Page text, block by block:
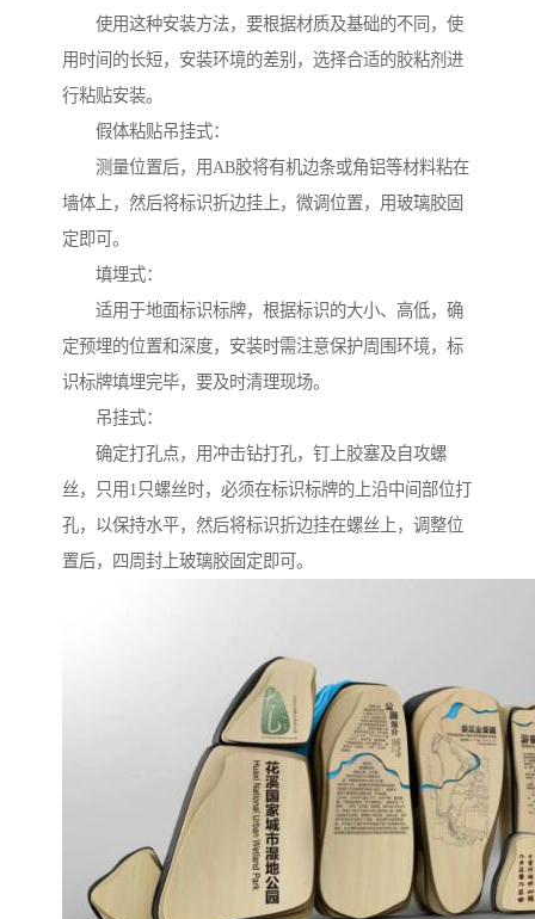
使用这种安装方法，要根据材质及基础的不同，使
用时间的长短，安装环境的差别，选择合适的胶粘剂进
行粘贴安装。
假体粘贴吊挂式：
测量位置后，用AB胶将有机边条或角铝等材料粘在
墙体上，然后将标识折边挂上，微调位置，用玻璃胶固
定即可。
填埋式：
适用于地面标识标牌，根据标识的大小、高低，确
定预埋的位置和深度，安装时需注意保护周围环境，标
识标牌填埋完毕，要及时清理现场。
吊挂式：
确定打孔点，用冲击钻打孔，钉上胶塞及自攻螺
丝，只用1只螺丝时，必须在标识标牌的上沿中间部位打
孔，以保持水平，然后将标识折边挂在螺丝上，调整位
置后，四周封上玻璃胶固定即可。